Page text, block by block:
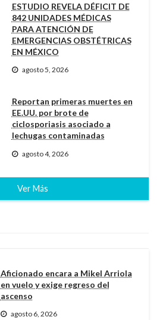
ESTUDIO REVELA DÉFICIT DE
842 UNIDADES MÉDICAS
PARA ATENCIÓN DE
EMERGENCIAS OBSTÉTRICAS
EN MÉXICO
agosto 5, 2026
Reportan primeras muertes en
EE.UU. por brote de
ciclosporiasis asociado a
lechugas contaminadas
agosto 4, 2026
Ver Más
Aficionado encara a Mikel Arriola
en vuelo y exige regreso del
ascenso
agosto 6, 2026